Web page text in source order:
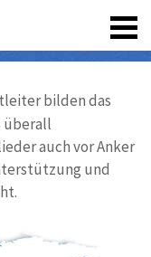
bilden das
überall
auch vor Anker
und